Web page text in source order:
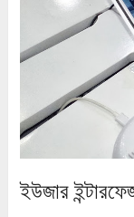
ইউজার